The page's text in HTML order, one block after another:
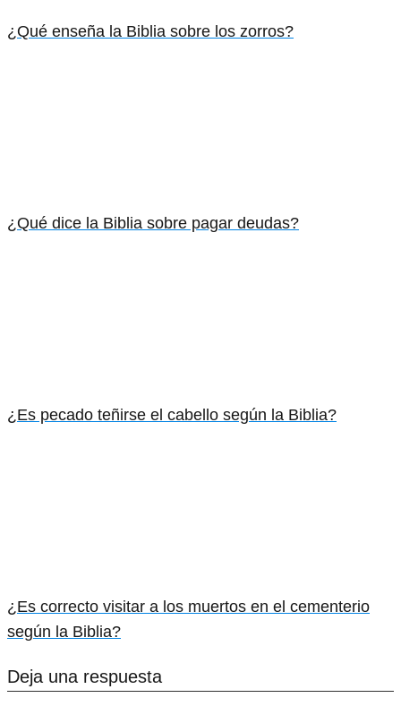
¿Qué enseña la Biblia sobre los zorros?
¿Qué dice la Biblia sobre pagar deudas?
¿Es pecado teñirse el cabello según la Biblia?
¿Es correcto visitar a los muertos en el cementerio
según la Biblia?
Deja una respuesta